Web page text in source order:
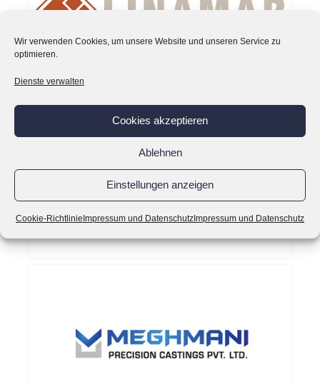
Wir verwenden Cookies, um unsere Website und unseren Service zu
optimieren.
Dienste verwalten
Cookies akzeptieren
Ablehnen
Einstellungen anzeigen
Cookie-RichtlinieImpressum und DatenschutzImpressum und Datenschutz